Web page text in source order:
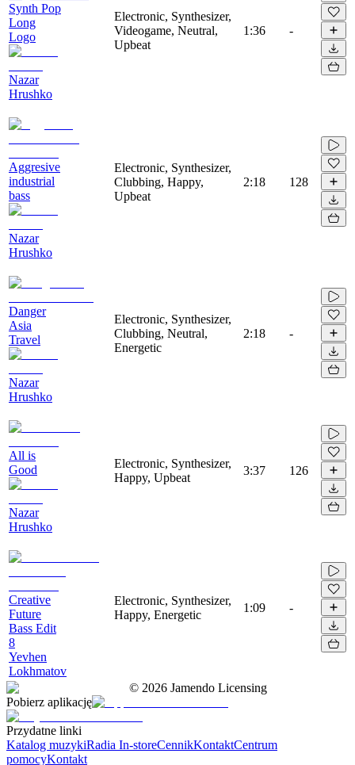
Synth Pop
Long
Logo
Nazar
Hrushko
Electronic, Synthesizer,
Videogame, Neutral,
Upbeat
1:36 -
Aggresive
industrial
bass
Nazar
Hrushko
Electronic, Synthesizer,
Clubbing, Happy,
Upbeat
2:18 128
Danger
Asia
Travel
Nazar
Hrushko
Electronic, Synthesizer,
Clubbing, Neutral,
Energetic
2:18 -
All is
Good
Nazar
Hrushko
Electronic, Synthesizer,
Happy, Upbeat
3:37 126
Creative
Future
Bass Edit
8
Yevhen
Lokhmatov
Electronic, Synthesizer,
Happy, Energetic
1:09 -
© 2026 Jamendo Licensing
Pobierz aplikację
Przydatne linki
Katalog muzykiRadia In-storeCennikKontaktCentrum
pomocyKontakt